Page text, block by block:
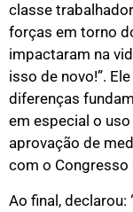
classe
forças em torno
impactaram na
isso de novo!”.
diferenças
em especial o
aprovação de
com o Congresso
Ao final, declarou: